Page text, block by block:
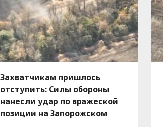
Захватчикам пришлось
отступить: Силы обороны
нанесли удар по вражеской
позиции на Запорожском